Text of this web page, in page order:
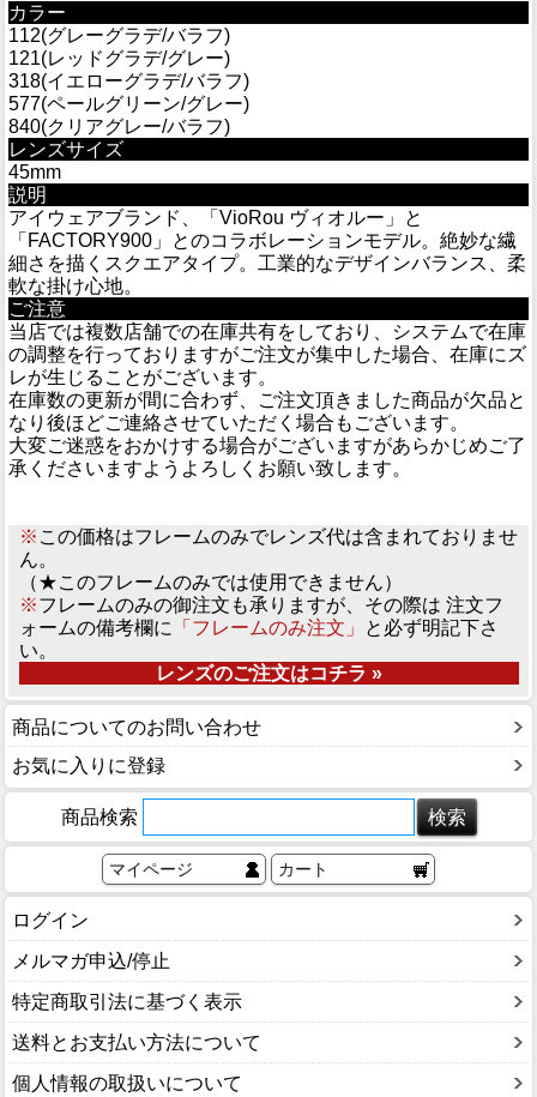
カラー
112(グレーグラデ/バラフ)
121(レッドグラデ/グレー)
318(イエローグラデ/バラフ)
577(ペールグリーン/グレー)
840(クリアグレー/バラフ)
レンズサイズ
45mm
説明
アイウェアブランド、「VioRou ヴィオルー」と
「FACTORY900」とのコラボレーションモデル。絶妙な繊
細さを描くスクエアタイプ。工業的なデザインバランス、柔
軟な掛け心地。
ご注意
当店では複数店舗での在庫共有をしており、システムで在庫
の調整を行っておりますがご注文が集中した場合、在庫にズ
レが生じることがございます。
在庫数の更新が間に合わず、ご注文頂きました商品が欠品と
なり後ほどご連絡させていただく場合もございます。
大変ご迷惑をおかけする場合がございますがあらかじめご了
承くださいますようよろしくお願い致します。
※ この価格はフレームのみでレンズ代は含まれておりませ
ん。
（★このフレームのみでは使用できません）
※フレームのみの御注文も承りますが、その際は 注文フ
ォームの備考欄に
「フレームのみ注文」
と必ず明記下さ
い。
レンズのご注文はコチラ »
商品についてのお問い合わせ
お気に入りに登録
商品検索
マイページ カート
ログイン
メルマガ申込/停止
特定商取引法に基づく表示
送料とお支払い方法について
個人情報の取扱いについて